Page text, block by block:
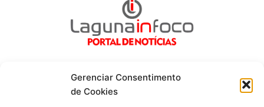
Gerenciar Consentimento
de Cookies